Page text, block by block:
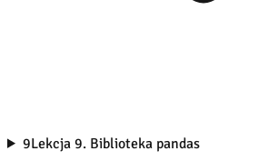
9Lekcja 9. Biblioteka pandas